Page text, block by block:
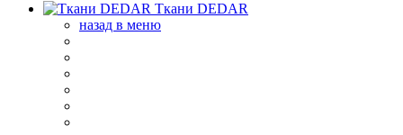
Ткани DEDAR
назад в меню